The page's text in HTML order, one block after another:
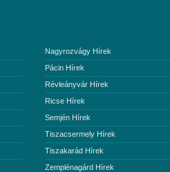
Nagyrozvágy Hírek
Pácin Hírek
Révleányvár Hírek
Ricse Hírek
Semjén Hírek
Tiszacsermely Hírek
Tiszakarád Hírek
Zemplénagárd Hírek